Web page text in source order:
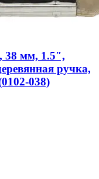
38 мм, 1.5″,
ручка,
038)